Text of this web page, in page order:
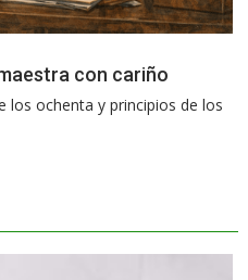
con cariño
los ochenta y principios de los